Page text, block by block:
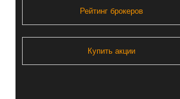
Рейтинг брокеров
Купить акции